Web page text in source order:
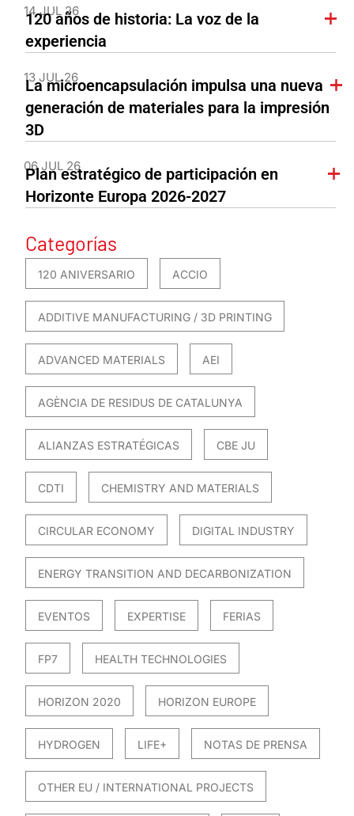
14 JUL 26
120 años de historia: La voz de la
experiencia
13 JUL 26
La microencapsulación impulsa una nueva
generación de materiales para la impresión
3D
06 JUL 26
Plan estratégico de participación en
Horizonte Europa 2026-2027
Categorías
120 ANIVERSARIO ACCIO
ADDITIVE MANUFACTURING / 3D PRINTING
ADVANCED MATERIALS AEI
AGÈNCIA DE RESIDUS DE CATALUNYA
ALIANZAS ESTRATÉGICAS CBE JU
CDTI CHEMISTRY AND MATERIALS
CIRCULAR ECONOMY DIGITAL INDUSTRY
ENERGY TRANSITION AND DECARBONIZATION
EVENTOS EXPERTISE FERIAS
FP7 HEALTH TECHNOLOGIES
HORIZON 2020 HORIZON EUROPE
HYDROGEN LIFE+ NOTAS DE PRENSA
OTHER EU / INTERNATIONAL PROJECTS